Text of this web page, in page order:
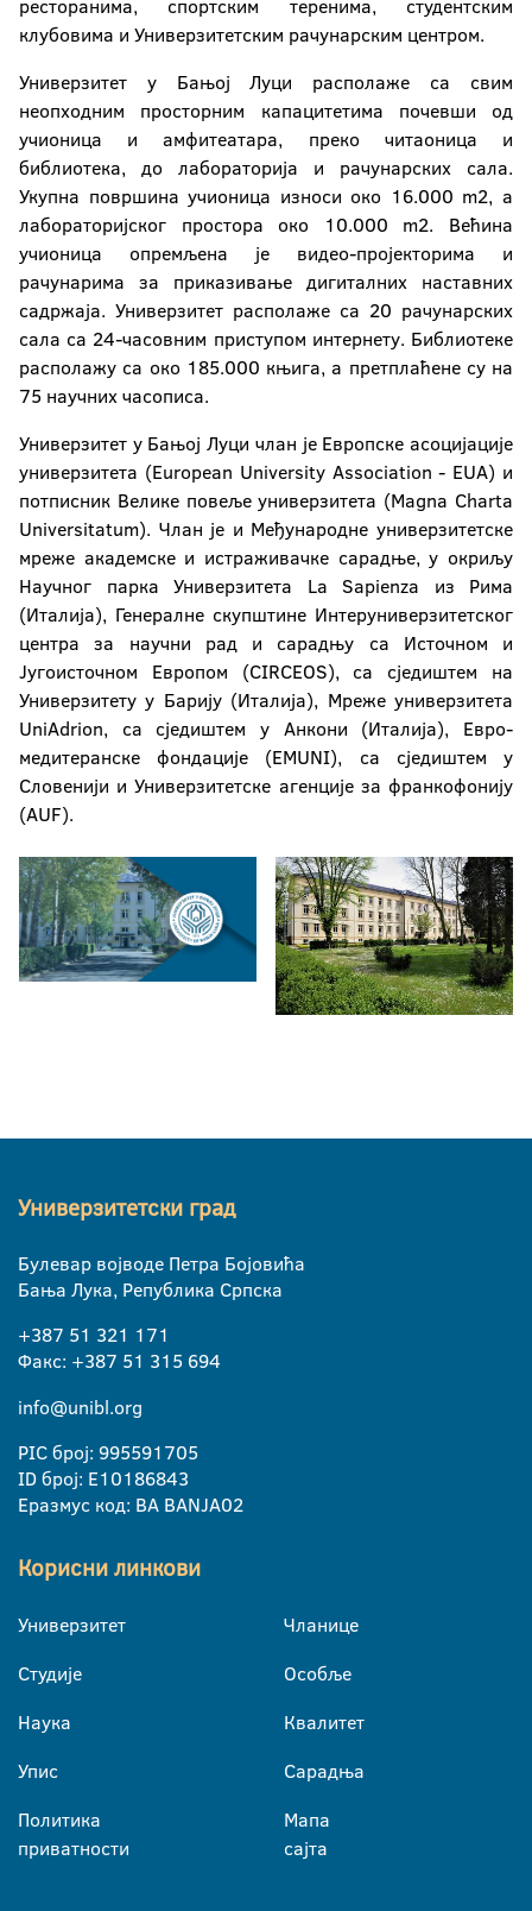
ресторанима, спортским теренима, студентским
клубовима и Универзитетским рачунарским центром.
Универзитет у Бањој Луци располаже са свим
неопходним просторним капацитетима почевши од
учионица и амфитеатара, преко читаоница и
библиотека, до лабораторија и рачунарских сала.
Укупна површина учионица износи око 16.000 m2, а
лабораторијског простора oкo 10.000 m2. Већина
учионица опремљена је видео-пројекторима и
рачунарима за приказивање дигиталних наставних
садржаја. Универзитет располаже са 20 рачунарских
сала са 24-часовним приступом интернету. Библиотеке
располажу са око 185.000 књига, а претплаћене су на
75 научних часописа.
Универзитет у Бањој Луци члан је Европске асоцијације
универзитета (European University Association - EUA) и
потписник Велике повеље универзитета (Magna Charta
Universitatum). Члан је и Међународне универзитетске
мреже академске и истраживачке сарадње, у окриљу
Научног парка Универзитета La Sapienza из Рима
(Италија), Генералне скупштине Интеруниверзитетског
центра за научни рад и сарадњу са Источном и
Југоисточном Европом (CIRCEOS), са сједиштем на
Универзитету у Барију (Италија), Мреже универзитета
UniAdrion, са сједиштем у Анкони (Италија), Евро-
медитеранске фондације (EMUNI), са сједиштем у
Словенији и Универзитетске агенције за франкофонију
(AUF).
Универзитетски град
Булевар војводе Петра Бојовића
Бања Лука, Република Српска
+387 51 321 171
Факс: +387 51 315 694
info@unibl.org
PIC број: 995591705
ID број: E10186843
Еразмус код: BA BANJA02
Корисни линкови
Универзитет
Студије
Наука
Упис
Политика
приватности
Чланице
Особље
Квалитет
Сарадња
Мапа
сајта